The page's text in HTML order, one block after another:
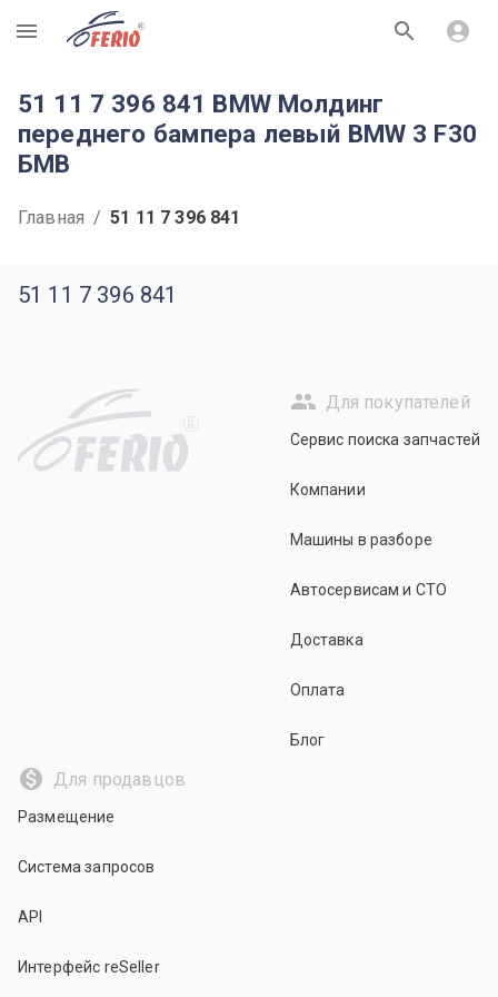
R
51 11 7 396 841 BMW Молдинг
переднего бампера левый BMW 3 F30
БМВ
Главная / 51 11 7 396 841
51 11 7 396 841
R
Для покупателей
Сервис поиска запчастей
Компании
Машины в разборе
Автосервисам и СТО
Доставка
Оплата
Блог
Для продавцов
Размещение
Система запросов
API
Интерфейс reSeller